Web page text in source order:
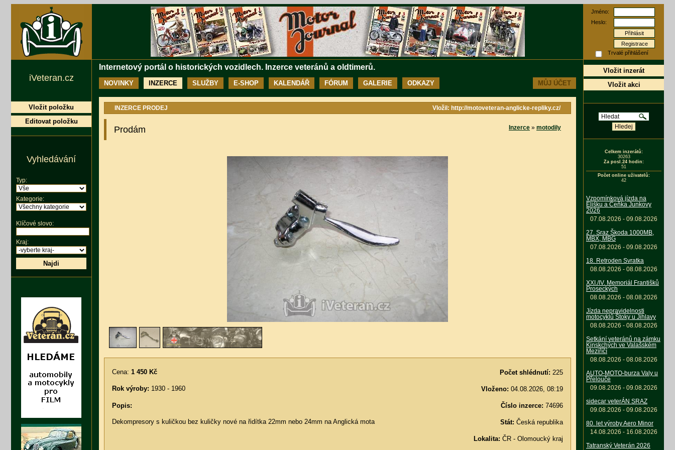
Internetový portál o historických vozidlech. Inzerce veteránů a oldtimerů.
NOVINKY INZERCE SLUŽBY E-SHOP KALENDÁŘ FÓRUM GALERIE ODKAZY MŮJ ÚČET
Vložil: http://motoveteran-anglicke-repliky.cz/
INZERCE PRODEJ
Inzerce » motodily
Prodám
Cena: 1 450 Kč
Rok výroby: 1930 - 1960
Popis:
Dekompresory s kuličkou bez kuličky nové na řidítka 22mm nebo 24mm na Anglická mota
Počet shlédnutí: 225
Vloženo: 04.08.2026, 08:19
Číslo inzerce: 74696
Stát: Česká republika
Lokalita: ČR - Olomoucký kraj
Jméno:
Heslo:
Registrace
Trvalé přihlášení
Vložit inzerát
Vložit akci
Celkem inzerátů:
30263
Za posl.24 hodin:
51
Počet online uživatelů:
42
Vzpomínková jízda na
Elišku a Čeňka Junkovy
2026
07.08.2026 - 09.08.2026
27. Sraz Škoda 1000MB,
MBX, MBG
07.08.2026 - 09.08.2026
18. Retroden Svratka
08.08.2026 - 08.08.2026
XXI./IV. Memoriál Františků
Proseckých
08.08.2026 - 08.08.2026
Jízda nepravidelnosti
motocyklů Štoky u Jihlavy
08.08.2026 - 08.08.2026
Setkání veteránů na zámku
Kinskchých ve Valašském
Meziříčí
08.08.2026 - 08.08.2026
AUTO-MOTO-burza Valy u
Přelouče
09.08.2026 - 09.08.2026
sidecar veterÁN SRAZ
09.08.2026 - 09.08.2026
80. let výroby Aero Minor
14.08.2026 - 16.08.2026
Tatranský Veterán 2026
iVeteran.cz
Vložit položku
Editovat položku
Vyhledávání
Typ:
Kategorie:
Klíčové slovo:
Kraj:
Najdi